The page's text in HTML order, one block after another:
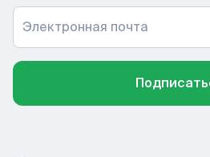
Электронная почта